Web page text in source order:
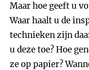
Maar hoe geeft u
Waar haalt u de
technieken zijn
u deze toe? Hoe
ze op papier?